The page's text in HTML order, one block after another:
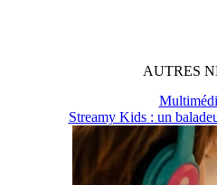
AUTRES
Streamy Kids : un